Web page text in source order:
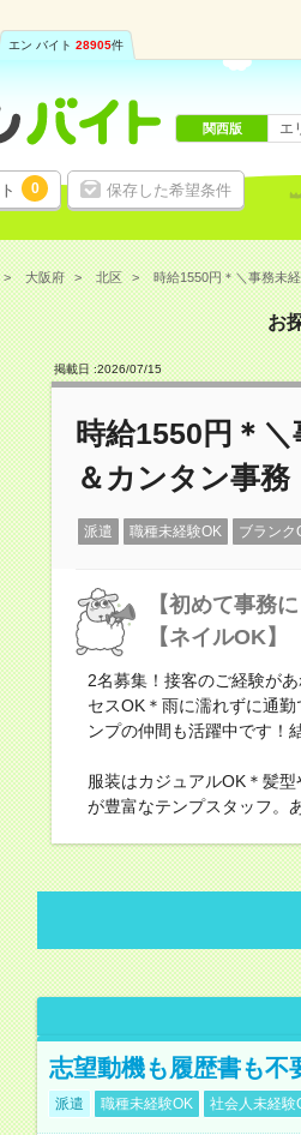
エン バイト 28905件
0 保存した希望条件
関西版 エ
大阪府 北区 時給1550円＊＼事務未
お
掲載日 :2026/07/15
時給1550円＊
＆カンタン事務
派遣 職種未経験OK ブランク
【初めて事務
【ネイルOK】
2名募集！接客のご経験が
セスOK＊雨に濡れずに通
ンプの仲間も活躍中です！
服装はカジュアルOK＊髪
が豊富なテンプスタッフ。
志望動機も履歴書も不
派遣 職種未経験OK 社会人未経験